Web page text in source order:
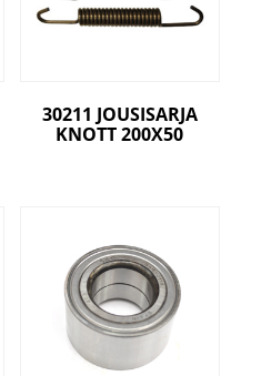
30211 JOUSISARJA
KNOTT 200X50